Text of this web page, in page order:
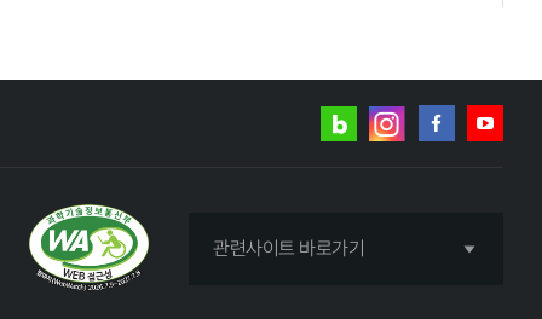
네이버
인스타그램
관련사이트 바로가기